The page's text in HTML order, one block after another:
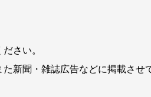
さい。
新聞・雑誌広告などに掲載させ